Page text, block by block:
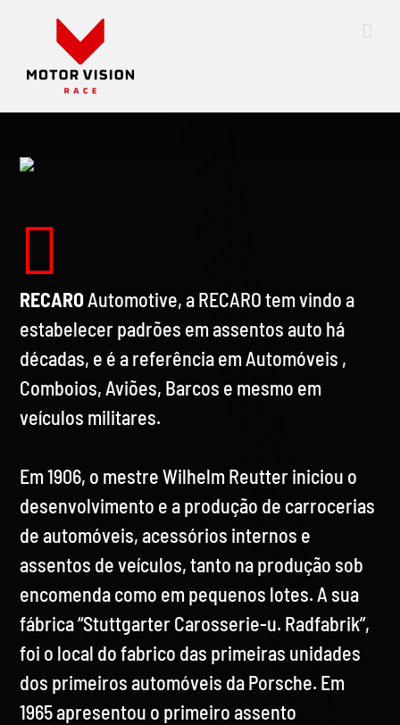
content
RECAROAutomotive, a RECARO tem vindo a
estabelecer padrões em assentos auto há
décadas, e é a referência em Automóveis ,
Comboios, Aviões, Barcos e mesmo em
veículos militares.
Em 1906, o mestre Wilhelm Reutter iniciou o
desenvolvimento e a produção de carrocerias
de automóveis, acessórios internos e
assentos de veículos, tanto na produção sob
encomenda como em pequenos lotes. A sua
fábrica “Stuttgarter Carosserie-u. Radfabrik”,
foi o local do fabrico das primeiras unidades
dos primeiros automóveis da Porsche. Em
1965 apresentou o primeiro assento